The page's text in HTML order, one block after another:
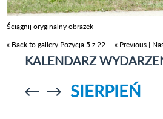
Ściągnij oryginalny obrazek
« Back to gallery Pozycja 5 z 22 « Previous |
KALENDARZ
Przejdź doPrzejdź do
SIERPIEŃ